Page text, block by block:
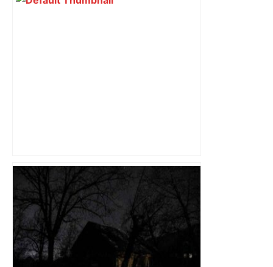
Capilla en bleu ciel pour combien de
temps encore ? Toulouse et l'UBB aux
aguets – Rugbynistere